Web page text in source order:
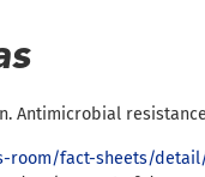
Antimicrobial
room/fact-sheets/